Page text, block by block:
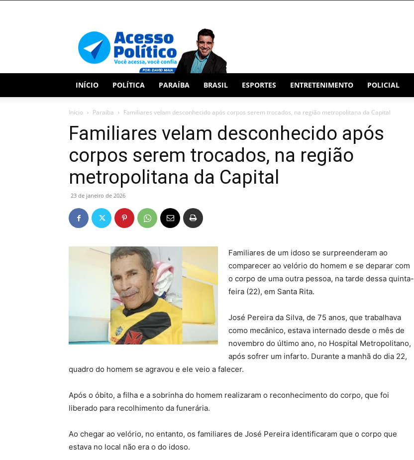
INÍCIO POLÍTICA PARAÍBA BRASIL ESPORTES ENTRETENIMENTO POLICIAL
Início Paraíba Familiares velam desconhecido após corpos serem trocados, na região metropolitana da Capital
Familiares velam desconhecido após
corpos serem trocados, na região
metropolitana da Capital
23 de janeiro de 2026
Familiares de um idoso se surpreenderam ao
comparecer ao velório do homem e se deparar com
o corpo de uma outra pessoa, na tarde dessa quinta-
feira (22), em Santa Rita.
José Pereira da Silva, de 75 anos, que trabalhava
como mecânico, estava internado desde o mês de
novembro do último ano, no Hospital Metropolitano,
após sofrer um infarto. Durante a manhã do dia 22,
quadro do homem se agravou e ele veio a falecer.
Após o óbito, a filha e a sobrinha do homem realizaram o reconhecimento do corpo, que foi
liberado para recolhimento da funerária.
Ao chegar ao velório, no entanto, os familiares de José Pereira identificaram que o corpo que
estava no local não era o do idoso.